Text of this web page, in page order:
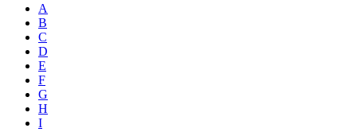
A
B
C
D
E
F
G
H
I